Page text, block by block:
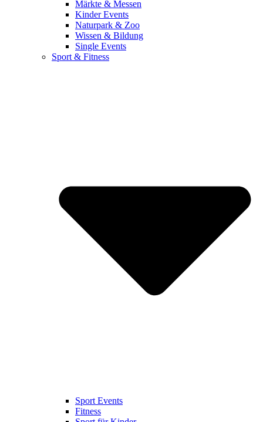
Märkte & Messen
Kinder Events
Naturpark & Zoo
Wissen & Bildung
Single Events
Sport & Fitness
Sport Events
Fitness